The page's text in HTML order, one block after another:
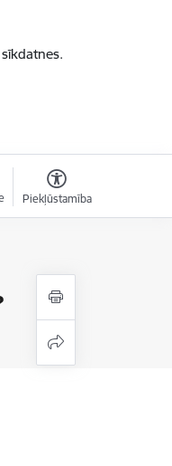
Piekļūstamība